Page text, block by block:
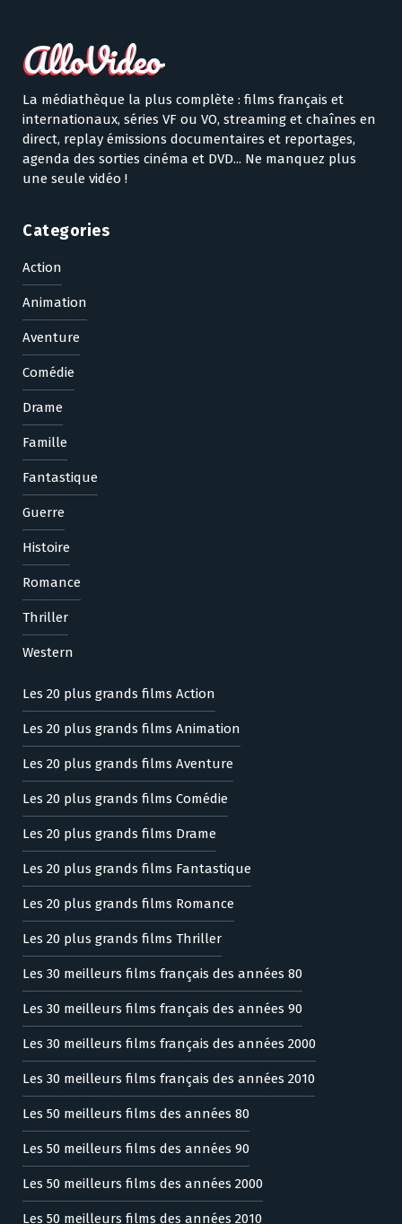
La médiathèque la plus complète : films français et
internationaux, séries VF ou VO, streaming et chaînes en
direct, replay émissions documentaires et reportages,
agenda des sorties cinéma et DVD... Ne manquez plus
une seule vidéo !
Categories
Action
Animation
Aventure
Comédie
Drame
Famille
Fantastique
Guerre
Histoire
Romance
Thriller
Western
Les 20 plus grands films Action
Les 20 plus grands films Animation
Les 20 plus grands films Aventure
Les 20 plus grands films Comédie
Les 20 plus grands films Drame
Les 20 plus grands films Fantastique
Les 20 plus grands films Romance
Les 20 plus grands films Thriller
Les 30 meilleurs films français des années 80
Les 30 meilleurs films français des années 90
Les 30 meilleurs films français des années 2000
Les 30 meilleurs films français des années 2010
Les 50 meilleurs films des années 80
Les 50 meilleurs films des années 90
Les 50 meilleurs films des années 2000
Les 50 meilleurs films des années 2010